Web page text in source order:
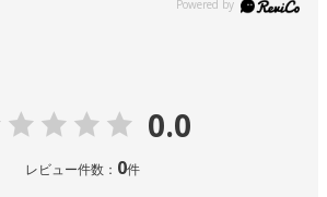
0.0
レビュー件数： 0件